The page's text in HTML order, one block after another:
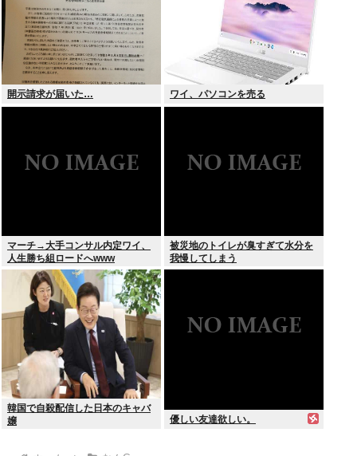
開示請求が届いた… ワイ、パソコンを売る
マーチ→大手コンサル内定ワイ、
人生勝ち組ロードへwww
被災地のトイレが臭すぎて水分を
我慢してしまう
韓国で自殺配信した日本のキャバ
嬢
優しい友達欲しい。